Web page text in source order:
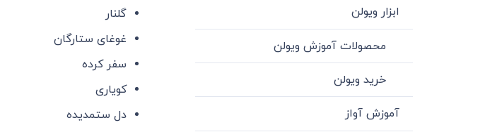
گلنار
غوغای ستارگان
سفر کرده
کویاری
دل ستمدیده
ابزار ویولن
محصولات آموزش ویولن
خرید ویولن
آموزش آواز